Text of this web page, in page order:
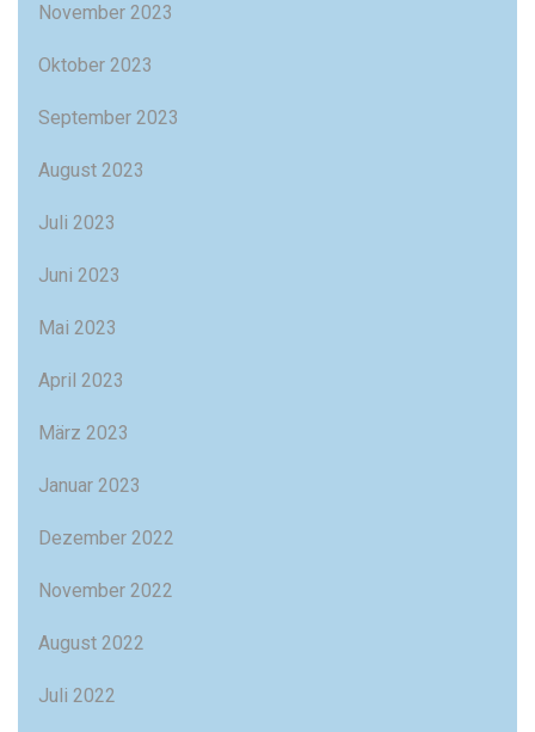
November 2023
Oktober 2023
September 2023
August 2023
Juli 2023
Juni 2023
Mai 2023
April 2023
März 2023
Januar 2023
Dezember 2022
November 2022
August 2022
Juli 2022